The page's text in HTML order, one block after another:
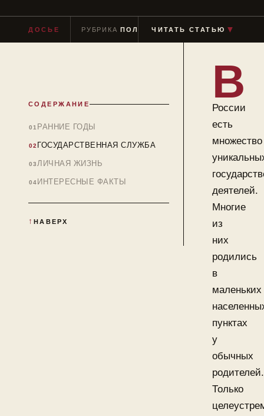
ДОСЬЕ РУБРИКАПОЛИТИКИ ЧТЕНИЕ≈ 6 МИН
ЧИТАТЬ СТАТЬЮ ▼
СОДЕРЖАНИЕ
РАННИЕ ГОДЫ
ГОСУДАРСТВЕННАЯ СЛУЖБА
ЛИЧНАЯ ЖИЗНЬ
ИНТЕРЕСНЫЕ ФАКТЫ
НАВЕРХ
В
России
есть
множество
деятелей.
Многие
из
них
родились
в
маленьких
пунктах
у
обычных
родителей.
Только